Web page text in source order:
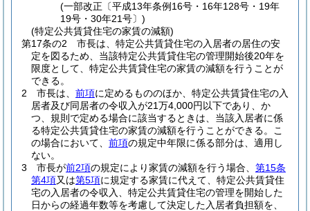
(一部改正〔平成13年条例16号・16年128号・19年
19号・30年21号〕)
(特定公共賃貸住宅の家賃の減額)
第17条の2
市長は、特定公共賃貸住宅の入居者の居住の安
定を図るため、当該特定公共賃貸住宅の管理開始後20年を
限度として、特定公共賃貸住宅の家賃の減額を行うことが
できる。
2
市長は、 前項に定めるもののほか、特定公共賃貸住宅の入
居者及び同居者の令収入が21万4,000円以下であり、か
つ、規則で定める場合に該当するときは、当該入居者に係
る特定公共賃貸住宅の家賃の減額を行うことができる。
こ
の場合において、 前項の規定中年限に係る部分は、適用し
ない。
3
市長が前2項の規定により家賃の減額を行う場合、 第15条
第4項又は第5項に規定する家賃に代えて、特定公共賃貸住
宅の入居者の令収入、特定公共賃貸住宅の管理を開始した
日からの経過年数等を考慮して決定した入居者負担額を、